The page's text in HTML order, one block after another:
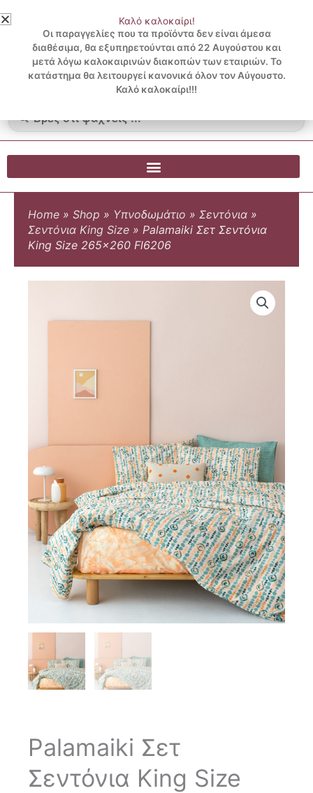
στο
περιεχόμενο
3 ΔΟΣΕΙΣ ΧΩΡΙΣ ΠΙΣΤΩΤΙΚΗ ΜΕ KLARNA
...
Λογαριασμός
Blog
0.00€
0
Cart
Home » Shop » Υπνοδωμάτιο » Σεντόνια »
Σεντόνια King Size » Palamaiki Σετ Σεντόνια
King Size 265×260 Fl6206
Palamaiki Σετ
Σεντόνια King Size
Καλό καλοκαίρι!
Οι παραγγελίες που τα προϊόντα δεν είναι άμεσα
διαθέσιμα, θα εξυπηρετούνται από 22 Αυγούστου και
μετά λόγω καλοκαιρινών διακοπών των εταιριών. Το
κατάστημα θα λειτουργεί κανονικά όλον τον Αύγουστο.
Καλό καλοκαίρι!!!